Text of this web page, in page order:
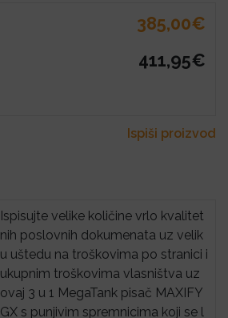
385,00€
411,95€
Ispiši proizvod
Ispisujte velike količine vrlo kvalitet
nih poslovnih dokumenata uz velik
u uštedu na troškovima po stranici i
ukupnim troškovima vlasništva uz
ovaj 3 u 1 MegaTank pisač MAXIFY
GX s punjivim spremnicima koji se l